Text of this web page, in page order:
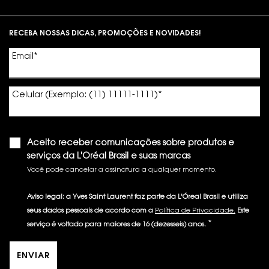
RECEBA NOSSAS DICAS, PROMOÇÕES E NOVIDADES!
Email *
Celular (Exemplo: (11) 11111-1111) *
Aceito receber comunicações sobre produtos e
serviços da L'Oréal Brasil e suas marcas
Você pode cancelar a assinatura a qualquer momento.​
Aviso legal: a Yves Saint Laurent faz parte da L'Óreal Brasil e utiliza
seus dados pessoais de acordo com a Política de Privacidade. Este
serviço é voltado para maiores de 16 (dezesseis) anos. *
ENVIAR